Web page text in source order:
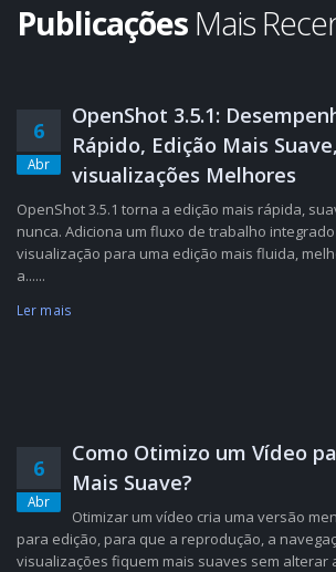
Publicações Mais
6
Abr
OpenShot 3.5.1:
Rápido, Edição Mais
visualizações Melhores
OpenShot 3.5.1 torna a edição mais rápida,
nunca. Adiciona um fluxo de trabalho
visualização para uma edição mais fluida,
a......
Ler mais
6
Abr
Como Otimizo um Vídeo
Mais Suave?
Otimizar um vídeo cria uma versão
para edição, para que a reprodução, a
visualizações fiquem mais suaves sem alterar